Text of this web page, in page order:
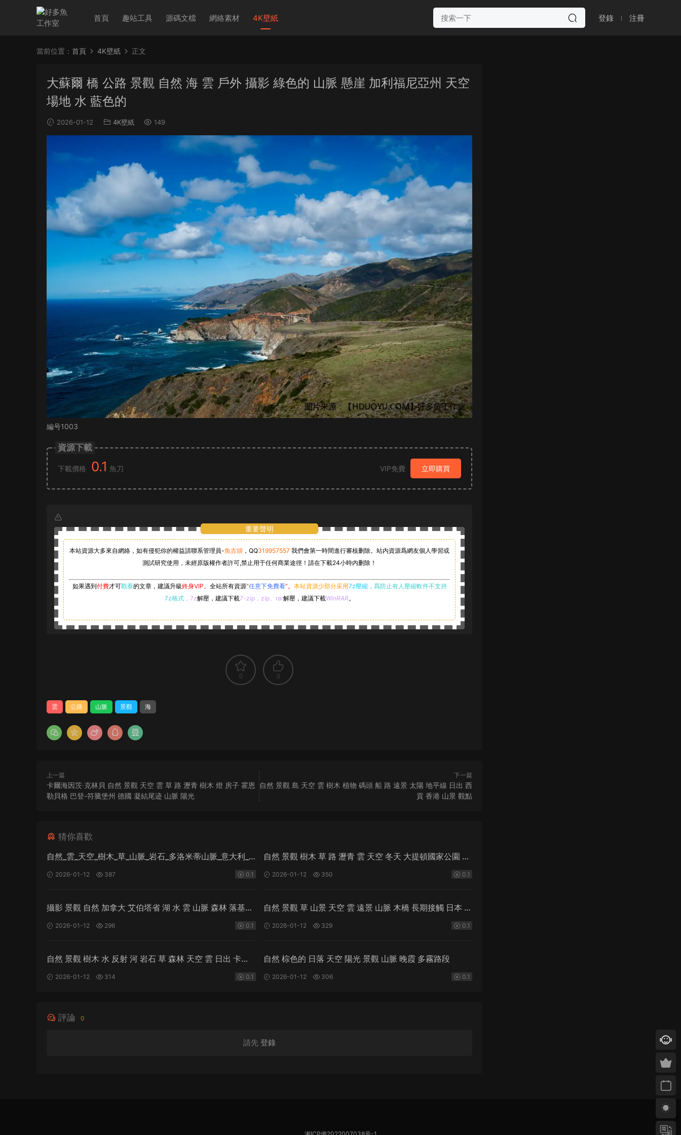
首頁 趣站工具 源碼文檔 網絡素材 4K壁紙 登錄 注冊
當前位置： 首頁 4K壁紙 正文
大蘇爾 橋 公路 景觀 自然 海 雲 戶外 攝影 綠色的 山脈 懸崖 加利福尼亞州 天空
場地 水 藍色的
2026-01-12 4K壁紙 149
編号1003
資源下載
下載價格 0.1 魚刀 VIP免費 立即購買
重要聲明
本站資源大多來自網絡，如有侵犯你的權益請聯系管理員-魚古頭 ， QQ319957557 我們會第一時間進行審核删除。站内資源爲網友個人學習或
測試研究使用，未經原版權作者許可,禁止用于任何商業途徑！請在下載24小時内删除！
如果遇到付費才可觀看的文章，建議升級終身VIP。 全站所有資源“任意下免費看”。 本站資源少部分采用7z壓縮， 爲防止有人壓縮軟件不支持
7z格式，7z解壓，建議下載7-zip，zip、rar解壓，建議下載WinRAR。
0 0
雲 公路 山脈 景觀 海
上一篇
卡爾海因茨·克林貝 自然 景觀 天空 雲 草 路 瀝青 樹木 燈 房子 霍恩
勒貝格 巴登-符騰堡州 德國 凝結尾迹 山脈 陽光
下一篇
自然 景觀 島 天空 雲 樹木 植物 碼頭 船 路 遠景 太陽 地平線 日出 西
貢 香港 山景 觀點
猜你喜歡
自然_雲_天空_樹木_草_山脈_岩石_多洛米蒂山脈_意大利_
陽光2026-01-12 387 0.1
自然 景觀 樹木 草 路 瀝青 雲 天空 冬天 大提頓國家公園 懷
俄明州 美國 阿格尼什·戴 山脈 積雪覆蓋 雪
2026-01-12 350 0.1
攝影 景觀 自然 加拿大 艾伯塔省 湖 水 雲 山脈 森林 落基山
脈 亞伯拉罕湖 路 詹姆斯·安德魯 天空 陽光
2026-01-12 296 0.1
自然 景觀 草 山景 天空 雲 遠景 山脈 木橋 長期接觸 日本 長
野縣 陽光 木頭
2026-01-12 329 0.1
自然 景觀 樹木 水 反射 河 岩石 草 森林 天空 雲 日出 卡斯
卡德湖 愛達荷州 美國 陽光
2026-01-12 314 0.1
自然 棕色的 日落 天空 陽光 景觀 山脈 晚霞 多霧路段
2026-01-12 306 0.1
評論 0
請先 登錄